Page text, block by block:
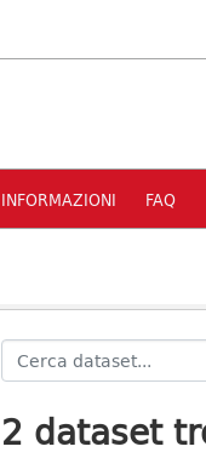
INFORMAZIONI FAQ
2 dataset